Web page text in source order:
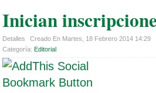
Inician
Detalles
Creado En Martes, 18 Febrero 2014 14:29
Categoría: Editorial